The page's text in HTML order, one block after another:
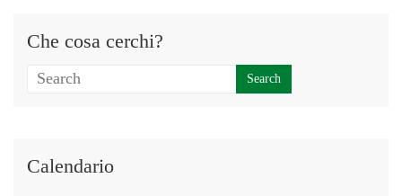
Che cosa cerchi?
Calendario